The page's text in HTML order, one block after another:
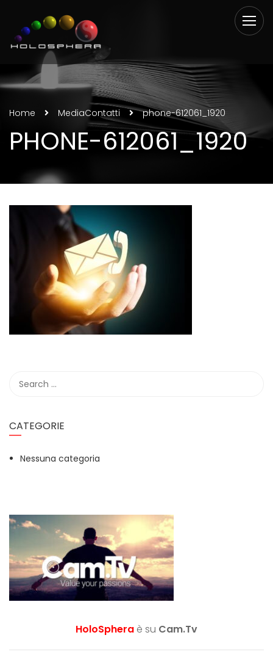
Home MediaContatti phone-612061_1920
PHONE-612061_1920
CATEGORIE
Nessuna categoria
HoloSphera è su Cam.Tv